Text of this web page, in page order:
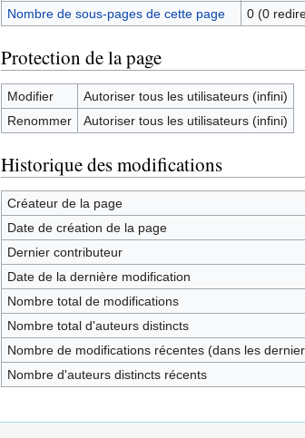
Nombre de sous-pages de cette page
0 (0
Protection de la page
Modifier
Autoriser tous les utilisateurs (infini)
Renommer
Autoriser tous les utilisateurs (infini)
Historique des modifications
Créateur de la page
Date de création de la page
Dernier contributeur
Date de la dernière modification
Nombre total de modifications
Nombre total d'auteurs distincts
Nombre de modifications récentes (dans les
Nombre d'auteurs distincts récents